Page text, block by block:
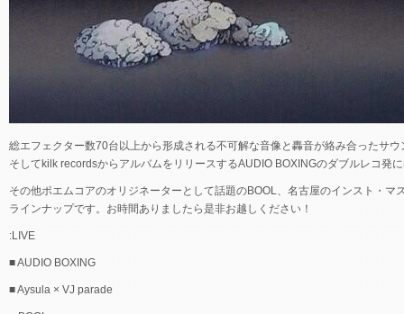
総エフェクター数70台以上から形成される不可解な音像と轟音が絡み合ったサ
そしてkilk recordsからアルバムをリリースするAUDIO BOXINGのダブルレコ発
その他ポエムコアのオリジネーターとして話題のBOOL、名古屋のインスト・マ
ラインナップです。お時間ありましたら是非お越しください！
:LIVE
■ AUDIO BOXING
■ Aysula × VJ parade